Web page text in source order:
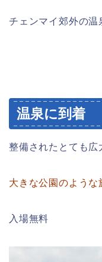
チェンマイ郊外の温
温泉に到着
整備されたとても広
大きな公園のよう
入場無料